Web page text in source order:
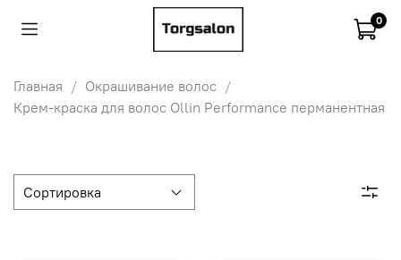
0
Главная
Окрашивание волос
Крем-краска для волос Ollin Performance перманентная